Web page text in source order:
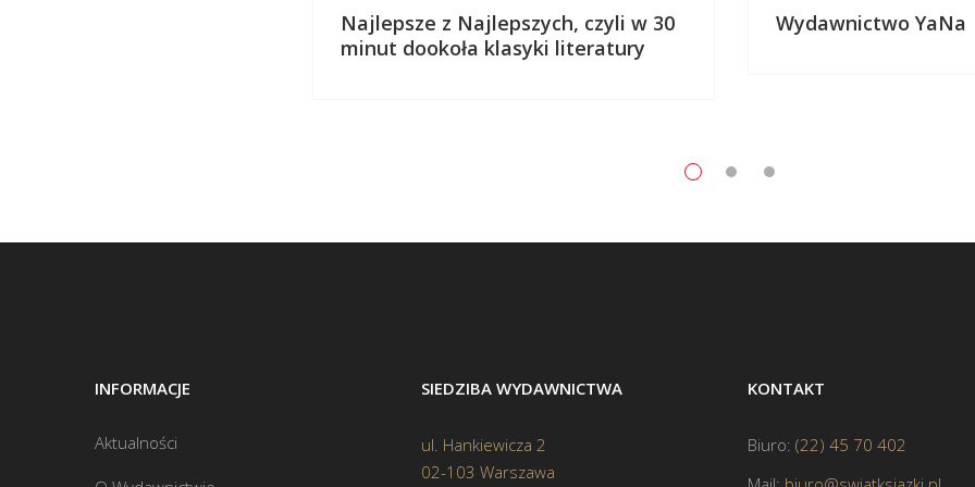
Najlepsze z Najlepszych, czyli w 30
minut dookoła klasyki literatury
Wydawnictwo YaNa
INFORMACJE
Aktualności
SIEDZIBA WYDAWNICTWA
ul. Hankiewicza 2
02-103 Warszawa
KONTAKT
Biuro: (22) 45 70 402